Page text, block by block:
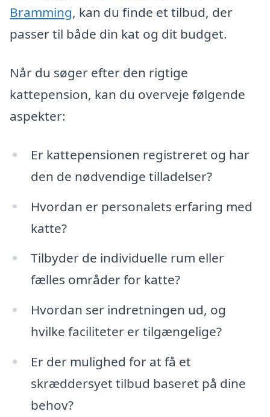
Bramming, kan du finde et tilbud, der
passer til både din kat og dit budget.
Når du søger efter den rigtige
kattepension, kan du overveje følgende
aspekter:
Er kattepensionen registreret og har
den de nødvendige tilladelser?
Hvordan er personalets erfaring med
katte?
Tilbyder de individuelle rum eller
fælles områder for katte?
Hvordan ser indretningen ud, og
hvilke faciliteter er tilgængelige?
Er der mulighed for at få et
skræddersyet tilbud baseret på dine
behov?